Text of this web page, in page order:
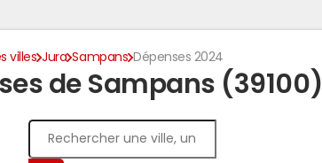
villes Jura Sampans Dépenses 2024
de Sampans (39100)